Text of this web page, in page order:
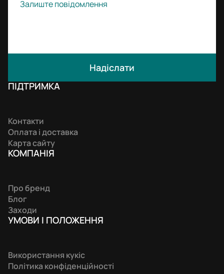
ПІДТРИМКА
Контакти
Оплата і доставка
Карта сайту
КОМПАНIЯ
Про бренд
Блог
Заходи
УМОВИ І ПОЛОЖЕННЯ
Використання кукіс
Політика конфіденційності
Надіслати